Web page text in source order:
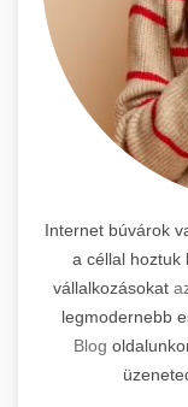
Internet búvárok
a céllal hoztuk
vállalkozásokat
legmodernebb
Blog